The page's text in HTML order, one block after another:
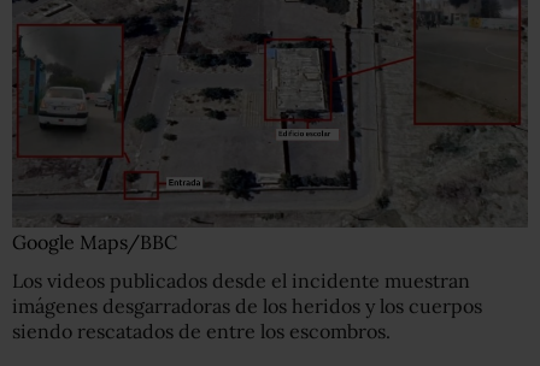
Google Maps/BBC
Los videos publicados desde el incidente muestran
imágenes desgarradoras de los heridos y los cuerpos
siendo rescatados de entre los escombros.